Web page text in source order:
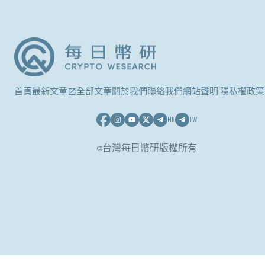
首頁最新文章 全部文章關於我們聯絡我們網站聲明 隱私權政策
HK TW
©台灣每日幣研版權所有